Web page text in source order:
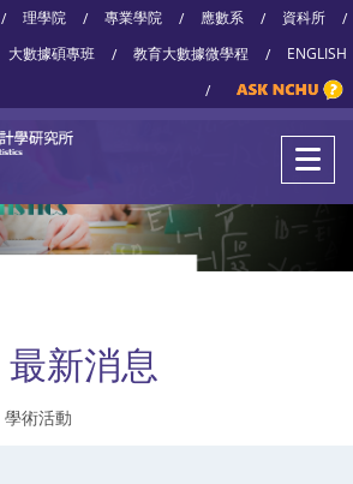
/ 理學院 / 專業學院 / 應數系 / 資科所
/
大數據碩專班 / 教育大數據微學程 /
ENGLISH
/
最新消息
學術活動